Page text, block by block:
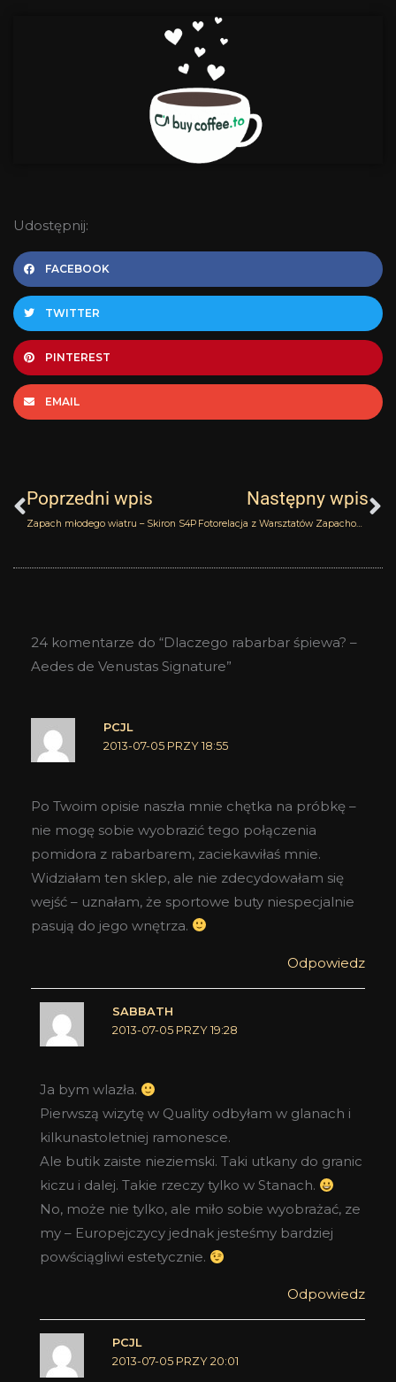
Udostępnij:
FACEBOOK
TWITTER
PINTEREST
EMAIL
Poprzedni wpis
Zapach młodego wiatru – Skiron S4P
Następny wpis
Fotorelacja z Warsztatów Zapachowych zorganizowanych przez Perfumerię Oryginały.com
24 komentarze do “Dlaczego rabarbar śpiewa? –
Aedes de Venustas Signature”
PCJL
2013-07-05 PRZY 18:55
Po Twoim opisie naszła mnie chętka na próbkę –
nie mogę sobie wyobrazić tego połączenia
pomidora z rabarbarem, zaciekawiłaś mnie.
Widziałam ten sklep, ale nie zdecydowałam się
wejść – uznałam, że sportowe buty niespecjalnie
pasują do jego wnętrza.
Odpowiedz
SABBATH
2013-07-05 PRZY 19:28
Ja bym wlazła.
Pierwszą wizytę w Quality odbyłam w glanach i
kilkunastoletniej ramonesce.
Ale butik zaiste nieziemski. Taki utkany do granic
kiczu i dalej. Takie rzeczy tylko w Stanach.
No, może nie tylko, ale miło sobie wyobrażać, ze
my – Europejczycy jednak jesteśmy bardziej
powściągliwi estetycznie.
Odpowiedz
PCJL
2013-07-05 PRZY 20:01